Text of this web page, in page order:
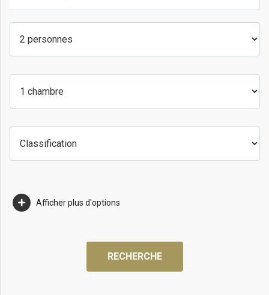
Afficher plus d'options
RECHERCHE